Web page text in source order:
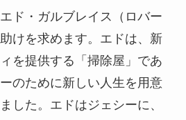
ド・ガルブレイス（ロバー
けを求めます。エドは、新
を提供する「掃除屋」であ
のために新しい人生を用意
した。エドはジェシーに、